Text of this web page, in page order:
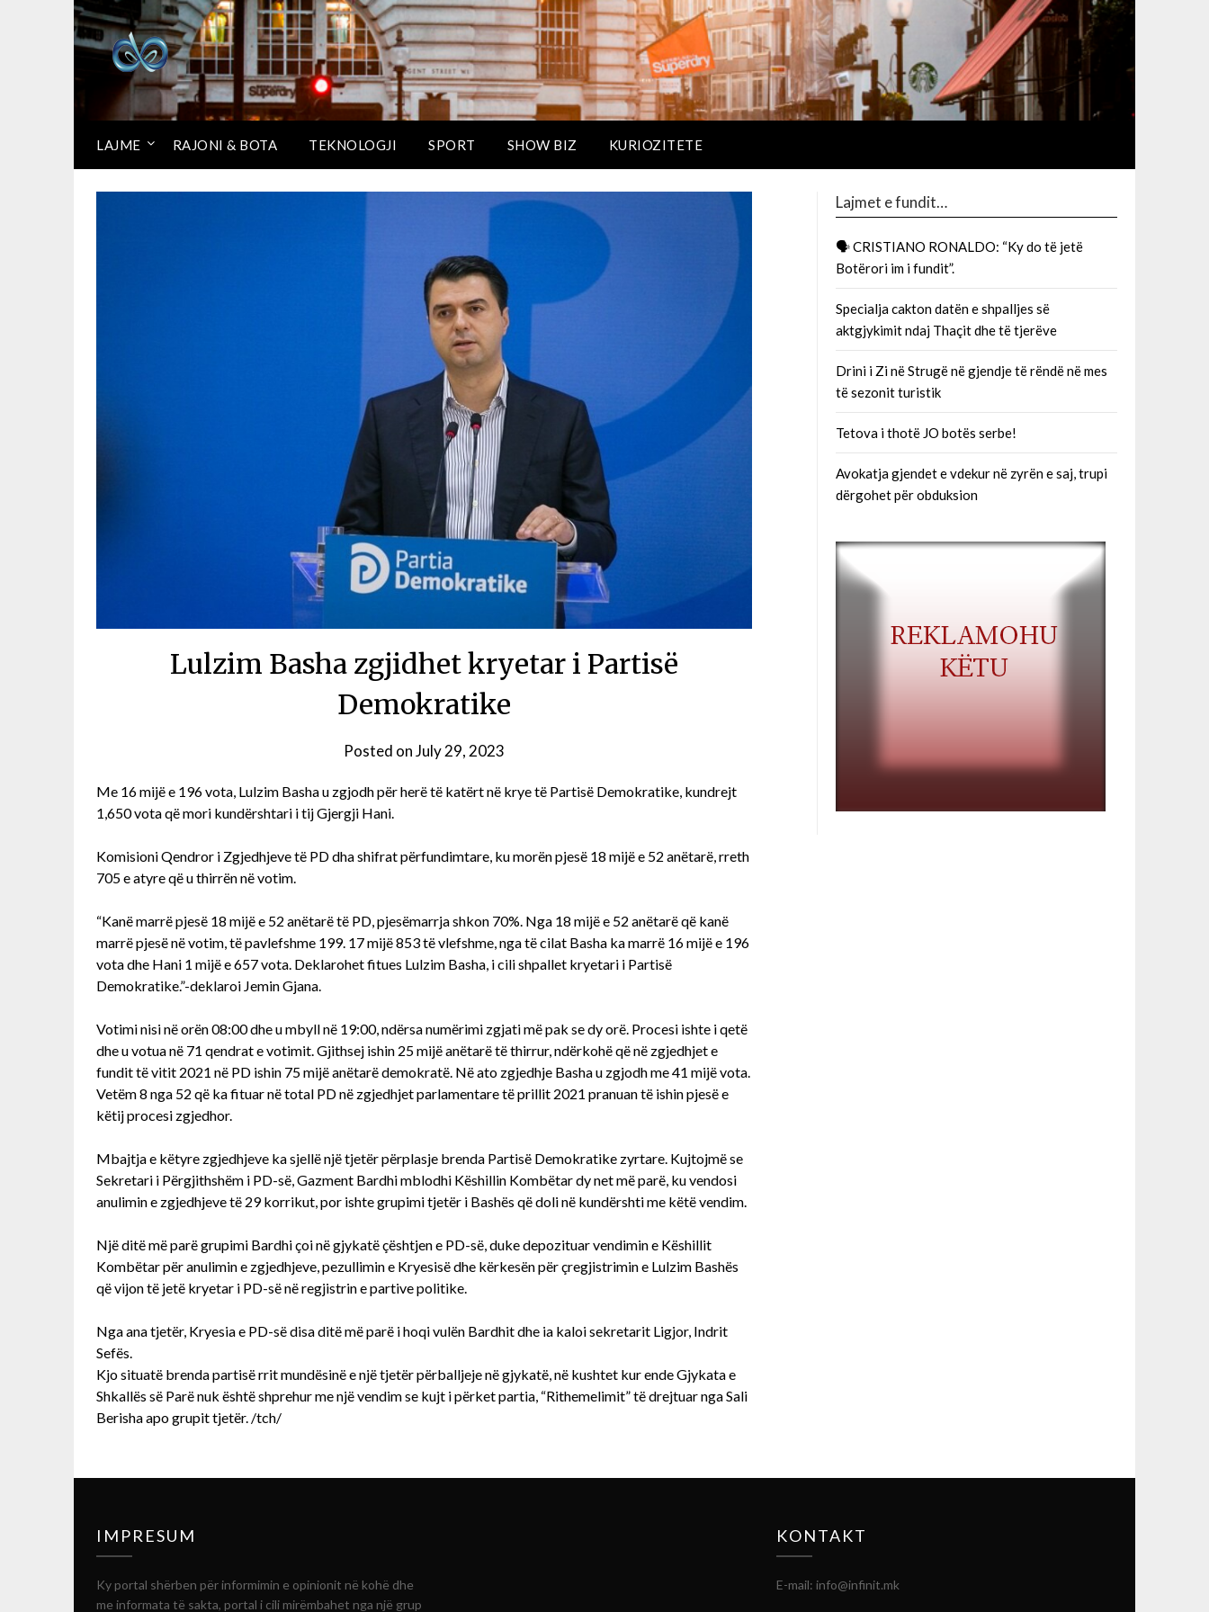
LAJME RAJONI & BOTA TEKNOLOGJI SPORT SHOW BIZ KURIOZITETE
Lulzim Basha zgjidhet kryetar i Partisë
Demokratike
Posted onJuly 29, 2023
Me 16 mijë e 196 vota, Lulzim Basha u zgjodh për herë të katërt në krye të Partisë Demokratike, kundrejt
1,650 vota që mori kundërshtari i tij Gjergji Hani.
Komisioni Qendror i Zgjedhjeve të PD dha shifrat përfundimtare, ku morën pjesë 18 mijë e 52 anëtarë, rreth
705 e atyre që u thirrën në votim.
“Kanë marrë pjesë 18 mijë e 52 anëtarë të PD, pjesëmarrja shkon 70%. Nga 18 mijë e 52 anëtarë që kanë
marrë pjesë në votim, të pavlefshme 199. 17 mijë 853 të vlefshme, nga të cilat Basha ka marrë 16 mijë e 196
vota dhe Hani 1 mijë e 657 vota. Deklarohet fitues Lulzim Basha, i cili shpallet kryetari i Partisë
Demokratike.”-deklaroi Jemin Gjana.
Votimi nisi në orën 08:00 dhe u mbyll në 19:00, ndërsa numërimi zgjati më pak se dy orë. Procesi ishte i qetë
dhe u votua në 71 qendrat e votimit. Gjithsej ishin 25 mijë anëtarë të thirrur, ndërkohë që në zgjedhjet e
fundit të vitit 2021 në PD ishin 75 mijë anëtarë demokratë. Në ato zgjedhje Basha u zgjodh me 41 mijë vota.
Vetëm 8 nga 52 që ka fituar në total PD në zgjedhjet parlamentare të prillit 2021 pranuan të ishin pjesë e
këtij procesi zgjedhor.
Mbajtja e këtyre zgjedhjeve ka sjellë një tjetër përplasje brenda Partisë Demokratike zyrtare. Kujtojmë se
Sekretari i Përgjithshëm i PD-së, Gazment Bardhi mblodhi Këshillin Kombëtar dy net më parë, ku vendosi
anulimin e zgjedhjeve të 29 korrikut, por ishte grupimi tjetër i Bashës që doli në kundërshti me këtë vendim.
Një ditë më parë grupimi Bardhi çoi në gjykatë çështjen e PD-së, duke depozituar vendimin e Këshillit
Kombëtar për anulimin e zgjedhjeve, pezullimin e Kryesisë dhe kërkesën për çregjistrimin e Lulzim Bashës
që vijon të jetë kryetar i PD-së në regjistrin e partive politike.
Nga ana tjetër, Kryesia e PD-së disa ditë më parë i hoqi vulën Bardhit dhe ia kaloi sekretarit Ligjor, Indrit
Sefës.
Kjo situatë brenda partisë rrit mundësinë e një tjetër përballjeje në gjykatë, në kushtet kur ende Gjykata e
Shkallës së Parë nuk është shprehur me një vendim se kujt i përket partia, “Rithemelimit” të drejtuar nga Sali
Berisha apo grupit tjetër. /tch/
Lajmet e fundit…
🗣 CRISTIANO RONALDO: “Ky do të jetë
Botërori im i fundit”.
Specialja cakton datën e shpalljes së
aktgjykimit ndaj Thaçit dhe të tjerëve
Drini i Zi në Strugë në gjendje të rëndë në mes
të sezonit turistik
Tetova i thotë JO botës serbe!
Avokatja gjendet e vdekur në zyrën e saj, trupi
dërgohet për obduksion
IMPRESUM
Ky portal shërben për informimin e opinionit në kohë dhe
me informata të sakta, portal i cili mirëmbahet nga një grup
KONTAKT
E-mail: info@infinit.mk